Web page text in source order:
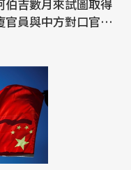
伯吉數月來試圖取得
員與中方對口官員